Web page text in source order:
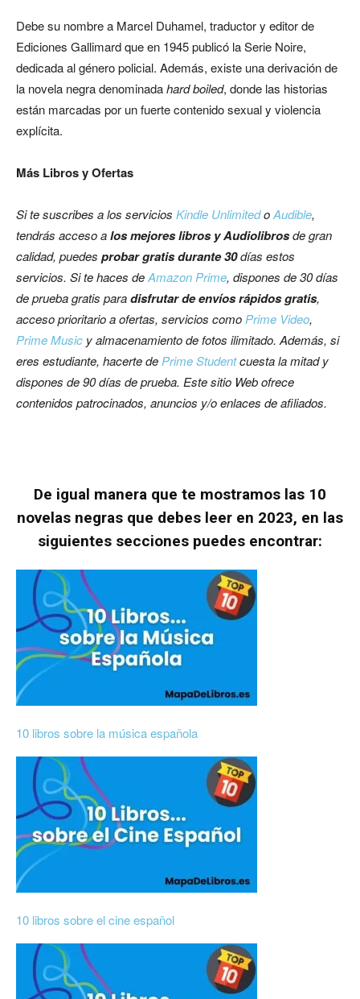
Debe su nombre a Marcel Duhamel, traductor y editor de
Ediciones Gallimard que en 1945 publicó la Serie Noire,
dedicada al género policial. Además, existe una derivación de
la novela negra denominadahard boiled, donde las historias
están marcadas por un fuerte contenido sexual y violencia
explícita.
Más Libros y Ofertas
Si te suscribes a los servicios Kindle UnlimitedoAudible,
tendrás acceso alos mejores libros y Audiolibrosde gran
calidad, puedes probar gratis durante 30días estos
servicios. Si te haces deAmazon Prime, dispones de 30 días
de prueba gratis paradisfrutar de envíos rápidos gratis,
acceso prioritario a ofertas, servicios como Prime Video,
Prime Music y almacenamiento de fotos ilimitado. Además, si
eres estudiante, hacerte de Prime Studentcuesta la mitad y
dispones de 90 días de prueba. Este sitio Web ofrece
contenidos patrocinados, anuncios y/o enlaces de afiliados.
De igual manera que te mostramos las 10
novelas negras que debes leer en 2023, en las
siguientes secciones puedes encontrar:
10 libros sobre la música española
10 libros sobre el cine español